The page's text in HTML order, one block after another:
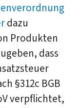
dazu
Produkten
dass
§312c BGB
verpflichtet,